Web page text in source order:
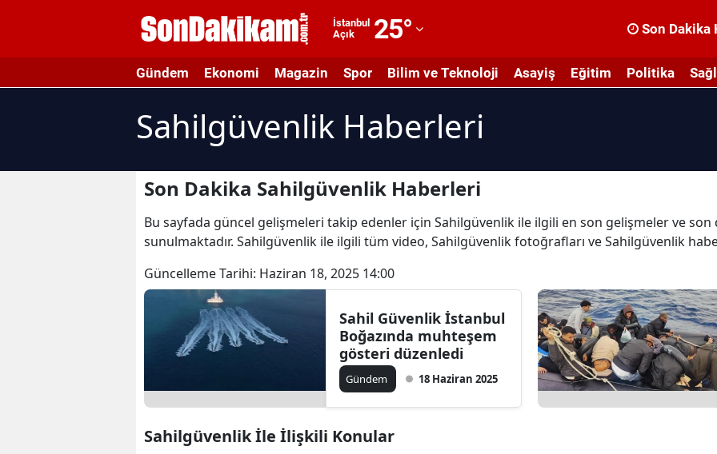
İstanbul
Açık
25°
Adıyaman
Afyonkarahisar
Amasya
Antalya
Artvin
Aydın
Balıkesir
Bilecik
Bingöl
Bitlis
Son Dakika
Gündem Ekonomi Magazin Spor Bilim ve Teknoloji Asayiş Eğitim Politika
Sahilgüvenlik Haberleri
Son Dakika Sahilgüvenlik Haberleri
Bu sayfada güncel gelişmeleri takip edenler için Sahilgüvenlik ile ilgili en son gelişmeler ve
sunulmaktadır. Sahilgüvenlik ile ilgili tüm video, Sahilgüvenlik fotoğrafları ve Sahilgüvenlik
Güncelleme Tarihi: Haziran 18, 2025 14:00
Sahil Güvenlik İstanbul
Boğazında muhteşem
gösteri düzenledi
Gündem 18 Haziran 2025
Sahilgüvenlik İle İlişkili Konular